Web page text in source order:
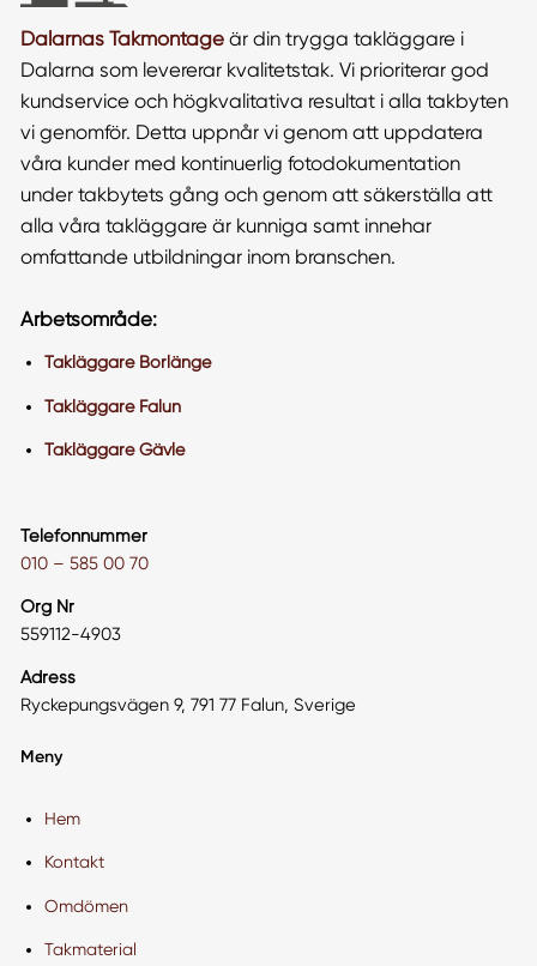
Dalarnas Takmontageär din trygga takläggare i
Dalarna som levererar kvalitetstak. Vi prioriterar god
kundservice och högkvalitativa resultat i alla takbyten
vi genomför. Detta uppnår vi genom att uppdatera
våra kunder med kontinuerlig fotodokumentation
under takbytets gång och genom att säkerställa att
alla våra takläggare är kunniga samt innehar
omfattande utbildningar inom branschen.
Arbetsområde:
Takläggare Borlänge
Takläggare Falun
Takläggare Gävle
Telefonnummer
010 – 585 00 70
Org Nr
559112-4903
Adress
Ryckepungsvägen 9, 791 77 Falun, Sverige
Meny
Hem
Kontakt
Omdömen
Takmaterial